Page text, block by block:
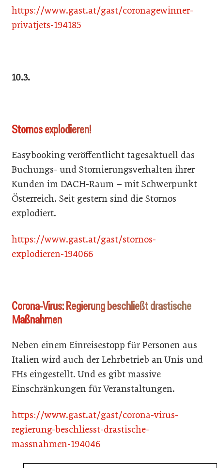
https://www.gast.at/gast/coronagewinner-
privatjets-194185
10.3.
Stornos explodieren!
Easybooking veröffentlicht tagesaktuell das
Buchungs- und Stornierungsverhalten ihrer
Kunden im DACH-Raum – mit Schwerpunkt
Österreich. Seit gestern sind die Stornos
explodiert.
https://www.gast.at/gast/stornos-
explodieren-194066
Corona-Virus: Regierung beschließt drastische
Maßnahmen
Neben einem Einreisestopp für Personen aus
Italien wird auch der Lehrbetrieb an Unis und
FHs eingestellt. Und es gibt massive
Einschränkungen für Veranstaltungen.
https://www.gast.at/gast/corona-virus-
regierung-beschliesst-drastische-
massnahmen-194046